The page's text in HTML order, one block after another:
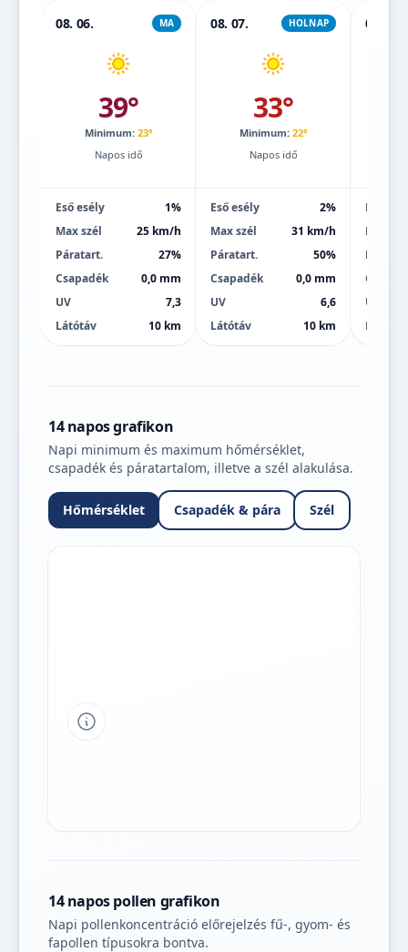
08. 06. MA
39°
Minimum: 23°
Napos idő
Eső esély
1%
Max szél
25 km/h
Páratart.
27%
Csapadék
0,0 mm
UV
7,3
Látótáv
10 km
08. 07. HOLNAP
33°
Minimum: 22°
Napos idő
Eső esély
2%
Max szél
31 km/h
Páratart.
50%
Csapadék
0,0 mm
UV
6,6
Látótáv
10 km
08. 08.
Eső
Max
UV
Látótáv
14 napos grafikon
Napi minimum és maximum hőmérséklet,
csapadék és páratartalom, illetve a szél alakulása.
Hőmérséklet Csapadék & pára Szél
Tipp a grafikon jelmagyarázatához
14 napos pollen grafikon
Napi pollenkoncentráció előrejelzés fű-, gyom- és
fapollen típusokra bontva.